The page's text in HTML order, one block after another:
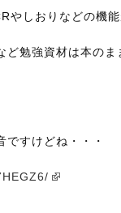
やしおりなどの機
勉強資材は本のま
ですけどね・・・